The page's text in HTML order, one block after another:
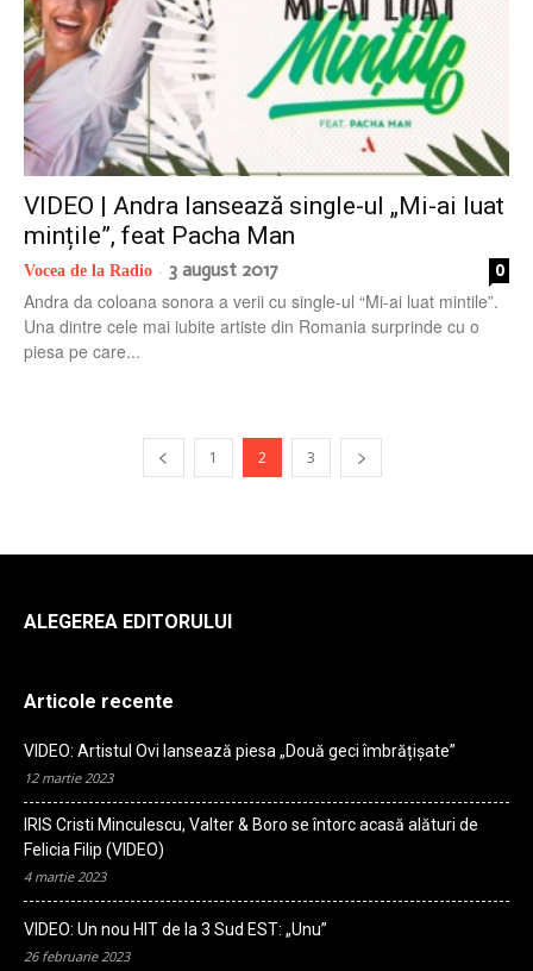
VIDEO | Andra lansează single-ul „Mi-ai luat
mințile”, feat Pacha Man
Vocea de la Radio - 3 august 2017 0
Andra da coloana sonora a verii cu single-ul “Mi-ai luat mintile”.
Una dintre cele mai iubite artiste din Romania surprinde cu o
piesa pe care...
1 2 3
ALEGEREA EDITORULUI
Articole recente
VIDEO: Artistul Ovi lansează piesa „Două geci îmbrățișate”
12 martie 2023
IRIS Cristi Minculescu, Valter & Boro se întorc acasă alături de
Felicia Filip (VIDEO)
4 martie 2023
VIDEO: Un nou HIT de la 3 Sud EST: „Unu”
26 februarie 2023